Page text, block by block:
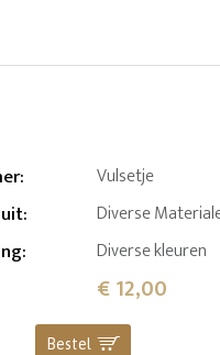
: Vulsetje
: Diverse
: Diverse kleuren
€ 12,00
Bestel